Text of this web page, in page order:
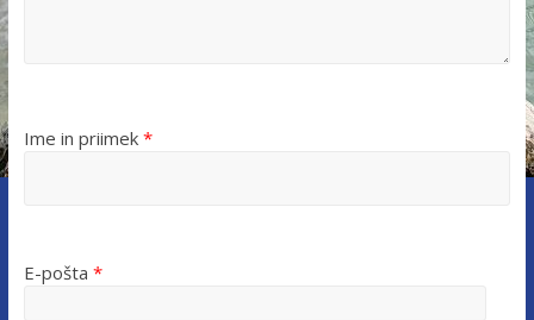
Ime in priimek *
E-pošta *